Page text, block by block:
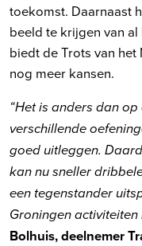
toekomst. Daarnaast
beeld te krijgen van
biedt de Trots van
nog meer kansen.
“Het is anders dan
verschillende
goed uitleggen.
kan nu sneller
een tegenstander
Groningen
Bolhuis, deelnemer